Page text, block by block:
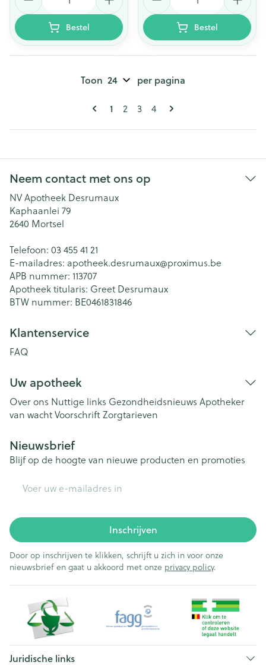
Bestel Bestel
Pagina's
U lees momenteel pagina
1 Pagina
2 Pagina
3 Pagina
4
Toon per pagina
Neem contact met ons op
NV Apotheek Desrumaux
Kaphaanlei 79
2640 Mortsel
Telefoon: 03 455 41 21
E-mailadres: apotheek.desrumaux@proximus.be
APB nummer: 113707
Apotheek titularis: Greet Desrumaux
BTW nummer: BE0461831846
Klantenservice
FAQ
Uw apotheek
Over ons Nuttige links Gezondheidsnieuws Apotheker
van wachtVoorschriftZorgtarieven
Nieuwsbrief
Blijf op de hoogte van nieuwe producten en promoties
Inschrijven
Door op inschrijven te klikken, schrijft u zich in voor onze
nieuwsbrief en gaat u akkoord met onze privacy policy.
Juridische links